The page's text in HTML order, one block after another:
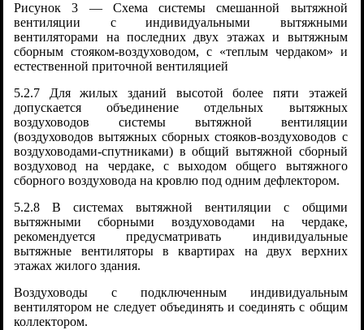
Рисунок 3 — Схема системы смешанной вытяжной
вентиляции с индивидуальными вытяжными
вентиляторами на последних двух этажах и вытяжным
сборным стояком-воздуховодом, с «теплым чердаком» и
естественной приточной вентиляцией
5.2.7 Для жилых зданий высотой более пяти этажей
допускается объединение отдельных вытяжных
воздуховодов системы вытяжной вентиляции
(воздуховодов вытяжных сборных стояков-воздуховодов с
воздуховодами-спутниками) в общий вытяжной сборный
воздуховод на чердаке, с выходом общего вытяжного
сборного воздуховода на кровлю под одним дефлектором.
5.2.8 В системах вытяжной вентиляции с общими
вытяжными сборными воздуховодами на чердаке,
рекомендуется предусматривать индивидуальные
вытяжные вентиляторы в квартирах на двух верхних
этажах жилого здания.
Воздуховоды с подключенным индивидуальным
вентилятором не следует объединять и соединять с общим
коллектором.